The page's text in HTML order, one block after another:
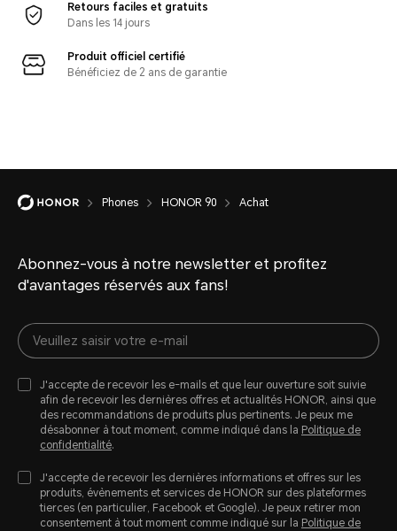
Retours faciles et gratuits
Dans les 14 jours
Produit officiel certifié
Bénéficiez de 2 ans de garantie
Phones HONOR 90 Achat
Abonnez-vous à notre newsletter et profitez
d'avantages réservés aux fans!
J'accepte de recevoir les e-mails et que leur ouverture soit suivie
afin de recevoir les dernières offres et actualités HONOR, ainsi que
des recommandations de produits plus pertinents. Je peux me
désabonner à tout moment, comme indiqué dans la Politique de
confidentialité.
J'accepte de recevoir les dernières informations et offres sur les
produits, évènements et services de HONOR sur des plateformes
tierces (en particulier, Facebook et Google). Je peux retirer mon
consentement à tout moment comme indiqué sur la Politique de